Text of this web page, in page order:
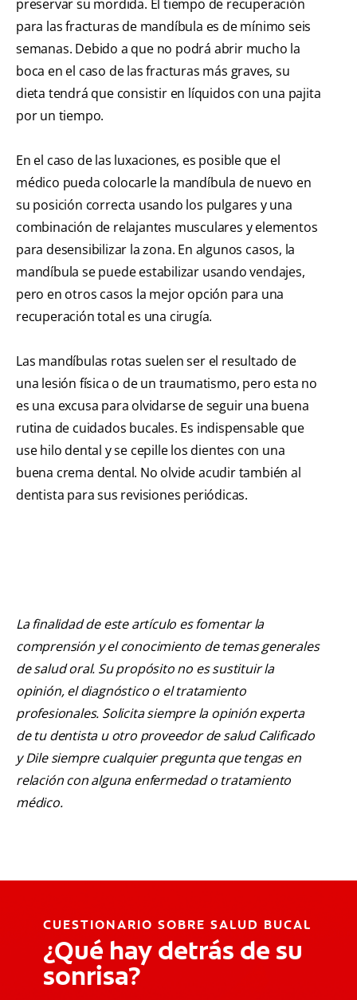
preservar su mordida. El tiempo de recuperación
para las fracturas de mandíbula es de mínimo seis
semanas. Debido a que no podrá abrir mucho la
boca en el caso de las fracturas más graves, su
dieta tendrá que consistir en líquidos con una pajita
por un tiempo.
En el caso de las luxaciones, es posible que el
médico pueda colocarle la mandíbula de nuevo en
su posición correcta usando los pulgares y una
combinación de relajantes musculares y elementos
para desensibilizar la zona. En algunos casos, la
mandíbula se puede estabilizar usando vendajes,
pero en otros casos la mejor opción para una
recuperación total es una cirugía.
Las mandíbulas rotas suelen ser el resultado de
una lesión física o de un traumatismo, pero esta no
es una excusa para olvidarse de seguir una buena
rutina de cuidados bucales. Es indispensable que
use hilo dental y se cepille los dientes con una
buena crema dental. No olvide acudir también al
dentista para sus revisiones periódicas.
La finalidad de este artículo es fomentar la
comprensión y el conocimiento de temas generales
de salud oral. Su propósito no es sustituir la
opinión, el diagnóstico o el tratamiento
profesionales. Solicita siempre la opinión experta
de tu dentista u otro proveedor de salud Calificado
y Dile siempre cualquier pregunta que tengas en
relación con alguna enfermedad o tratamiento
médico.
CUESTIONARIO SOBRE SALUD BUCAL
¿Qué hay detrás de su
sonrisa?